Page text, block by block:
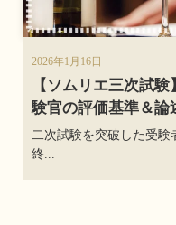
2026年1月16日
【ソムリエ三次試
験官の評価基準＆論
二次試験を突破した受
終...